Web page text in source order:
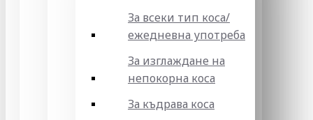
За всеки тип коса/
ежедневна употреба
За изглаждане на
непокорна коса
За къдрава коса